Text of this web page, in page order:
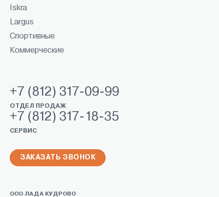
Iskra
Largus
Спортивные
Коммерческие
+7 (812) 317-09-99
ОТДЕЛ ПРОДАЖ
+7 (812) 317-18-35
СЕРВИС
ЗАКАЗАТЬ ЗВОНОК
ООО ЛАДА КУДРОВО